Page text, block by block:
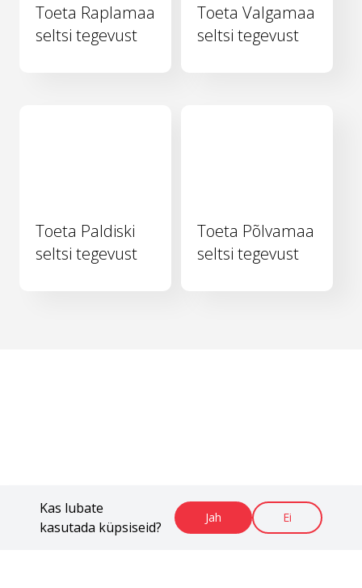
Kas lubate
kasutada küpsiseid?
Jah Ei
Toeta Raplamaa
seltsi tegevust
Toeta Valgamaa
seltsi tegevust
Toeta Paldiski
seltsi tegevust
Toeta Põlvamaa
seltsi tegevust